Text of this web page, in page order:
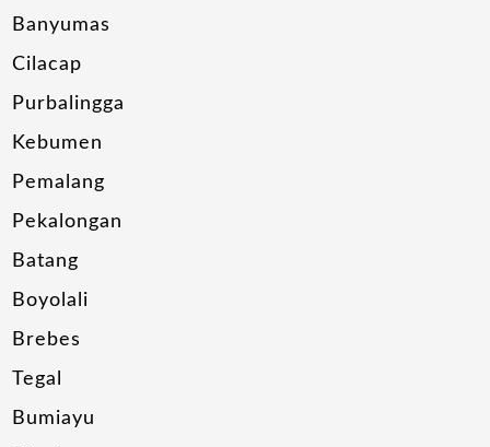
Banyumas
Cilacap
Purbalingga
Kebumen
Pemalang
Pekalongan
Batang
Boyolali
Brebes
Tegal
Bumiayu